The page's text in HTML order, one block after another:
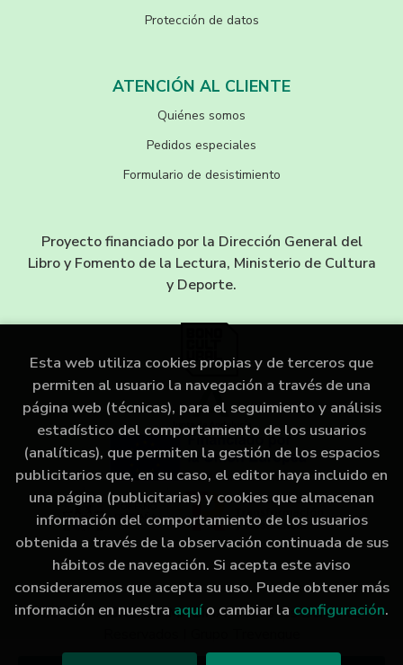
Protección de datos
ATENCIÓN AL CLIENTE
Quiénes somos
Pedidos especiales
Formulario de desistimiento
Proyecto financiado por la Dirección General del
Libro y Fomento de la Lectura, Ministerio de Cultura
y Deporte.
2026 © LIBRERÍA IMAGINA. Todos los Derechos
Esta web utiliza cookies propias y de terceros que
permiten al usuario la navegación a través de una
página web (técnicas), para el seguimiento y análisis
estadístico del comportamiento de los usuarios
(analíticas), que permiten la gestión de los espacios
publicitarios que, en su caso, el editor haya incluido en
una página (publicitarias) y cookies que almacenan
información del comportamiento de los usuarios
obtenida a través de la observación continuada de sus
hábitos de navegación. Si acepta este aviso
consideraremos que acepta su uso. Puede obtener más
información en nuestra aquío cambiar la configuración.